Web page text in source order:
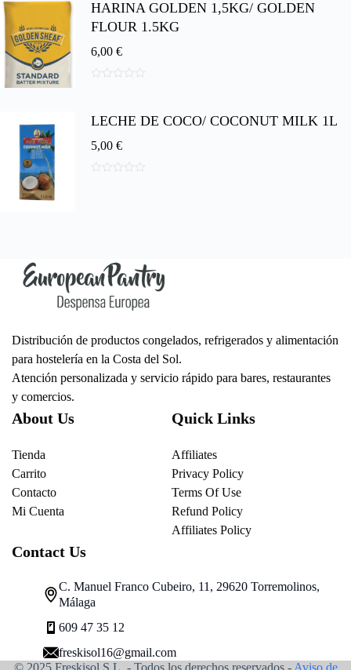
e
HARINA GOLDEN 1,5KG/ GOLDEN
FLOUR 1.5KG
6,00 €
5
LECHE DE COCO/ COCONUT MILK 1L
5,00 €
Distribución de productos congelados, refrigerados y alimentación
para hostelería en la Costa del Sol.
Atención personalizada y servicio rápido para bares, restaurantes
y comercios.
About Us
Tienda
Carrito
Contacto
Mi Cuenta
Quick Links
Affiliates
Privacy Policy
Terms Of Use
Refund Policy
Affiliates Policy
Contact Us
C. Manuel Franco Cubeiro, 11, 29620 Torremolinos,
Málaga
609 47 35 12
freskisol16@gmail.com
© 2025 Freskisol S.L. - Todos los derechos reservados.- Aviso de